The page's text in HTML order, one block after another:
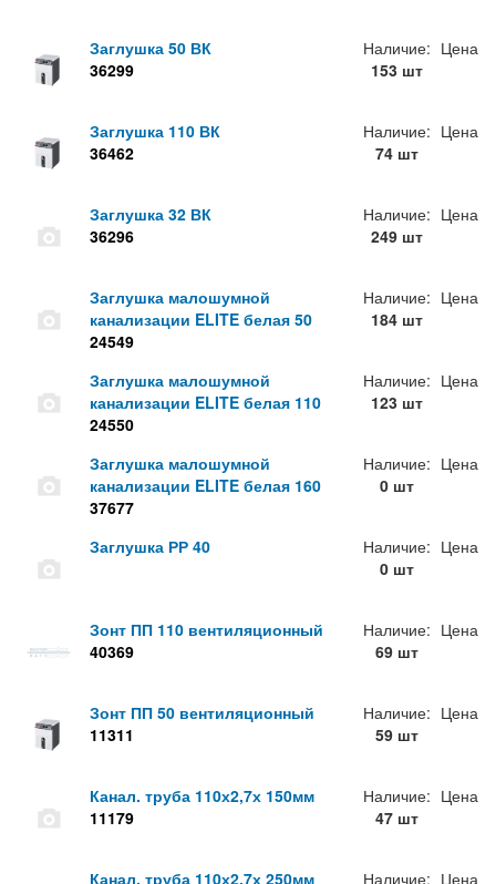
Заглушка 50 ВК
36299
Наличие:
153 шт
Цена
Заглушка 110 ВК
36462
Наличие:
74 шт
Цена
Заглушка 32 ВК
36296
Наличие:
249 шт
Цена
Заглушка малошумной
канализации ELITE белая 50
24549
Наличие:
184 шт
Цена
Заглушка малошумной
канализации ELITE белая 110
24550
Наличие:
123 шт
Цена
Заглушка малошумной
канализации ELITE белая 160
37677
Наличие:
0 шт
Цена
Заглушка РР 40
Наличие:
0 шт
Цена
Зонт ПП 110 вентиляционный
40369
Наличие:
69 шт
Цена
Зонт ПП 50 вентиляционный
11311
Наличие:
59 шт
Цена
Канал. труба 110х2,7х 150мм
11179
Наличие:
47 шт
Цена
Канал. труба 110х2,7х 250мм Наличие: Цена